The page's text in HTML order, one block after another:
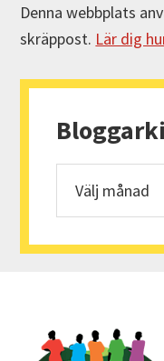
Denna webbplats
skräppost. Lär dig
Primärt
sidofält
Footer